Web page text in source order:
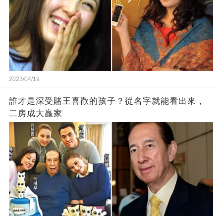
2023/04/19
誰才是深受賭王喜歡的孩子？從名字就能看出來，
二房成大贏家